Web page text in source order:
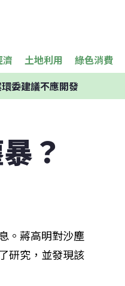
濟 土地利用 綠色消費
委建議不應開發
？
。蔣高明對沙塵
研究，並發現該